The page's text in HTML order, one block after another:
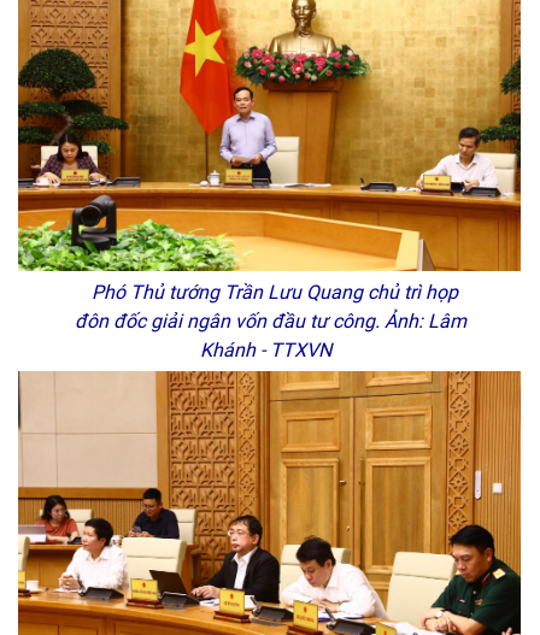
Phó Thủ tướng Trần Lưu Quang chủ trì họp
đôn đốc giải ngân vốn đầu tư công. Ảnh: Lâm
Khánh - TTXVN